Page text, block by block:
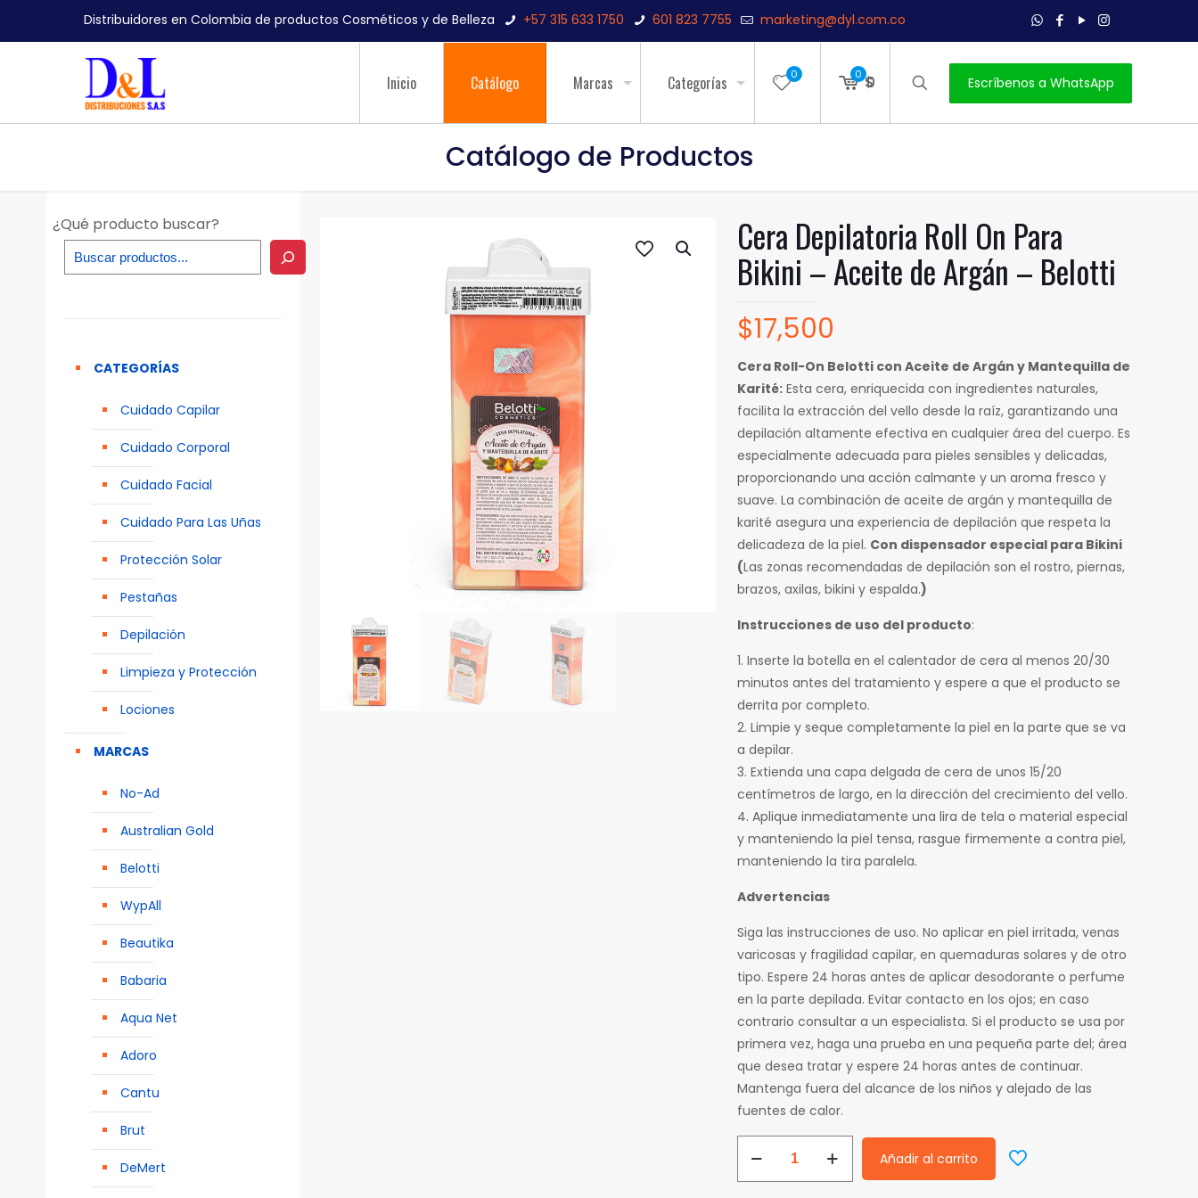
Distribuidores en Colombia de productos Cosméticos y de Belleza +57 315 633 1750 601 823 7755 marketing@dyl.com.co
Inicio Catálogo Marcas Categorías 0 0 $
0 Escríbenos a WhatsApp
Catálogo de Productos
Cera Depilatoria Roll On Para
Bikini – Aceite de Argán – Belotti
$17,500
Cera Roll-On Belotti con Aceite de Argán y Mantequilla de
Karité:Esta cera, enriquecida con ingredientes naturales,
facilita la extracción del vello desde la raíz, garantizando una
depilación altamente efectiva en cualquier área del cuerpo. Es
especialmente adecuada para pieles sensibles y delicadas,
proporcionando una acción calmante y un aroma fresco y
suave. La combinación de aceite de argán y mantequilla de
karité asegura una experiencia de depilación que respeta la
delicadeza de la piel. Con dispensador especial para Bikini
(Las zonas recomendadas de depilación son el rostro, piernas,
brazos, axilas, bikini y espalda.)
Instrucciones de uso del producto:
1. Inserte la botella en el calentador de cera al menos 20/30
minutos antes del tratamiento y espere a que el producto se
derrita por completo.
2. Limpie y seque completamente la piel en la parte que se va
a depilar.
3. Extienda una capa delgada de cera de unos 15/20
centímetros de largo, en la dirección del crecimiento del vello.
4. Aplique inmediatamente una lira de tela o material especial
y manteniendo la piel tensa, rasgue firmemente a contra piel,
manteniendo la tira paralela.
Advertencias
Siga las instrucciones de uso. No aplicar en piel irritada, venas
varicosas y fragilidad capilar, en quemaduras solares y de otro
tipo. Espere 24 horas antes de aplicar desodorante o perfume
en la parte depilada. Evitar contacto en los ojos; en caso
contrario consultar a un especialista. Si el producto se usa por
primera vez, haga una prueba en una pequeña parte del; área
que desea tratar y espere 24 horas antes de continuar.
Mantenga fuera del alcance de los niños y alejado de las
fuentes de calor.
Depilatoria
Añadir al carrito
¿Qué producto buscar?
CATEGORÍAS
Cuidado Capilar
Cuidado Corporal
Cuidado Facial
Cuidado Para Las Uñas
Protección Solar
Pestañas
Depilación
Limpieza y Protección
Lociones
MARCAS
No-Ad
Australian Gold
Belotti
WypAll
Beautika
Babaria
Aqua Net
Adoro
Cantu
Brut
DeMert